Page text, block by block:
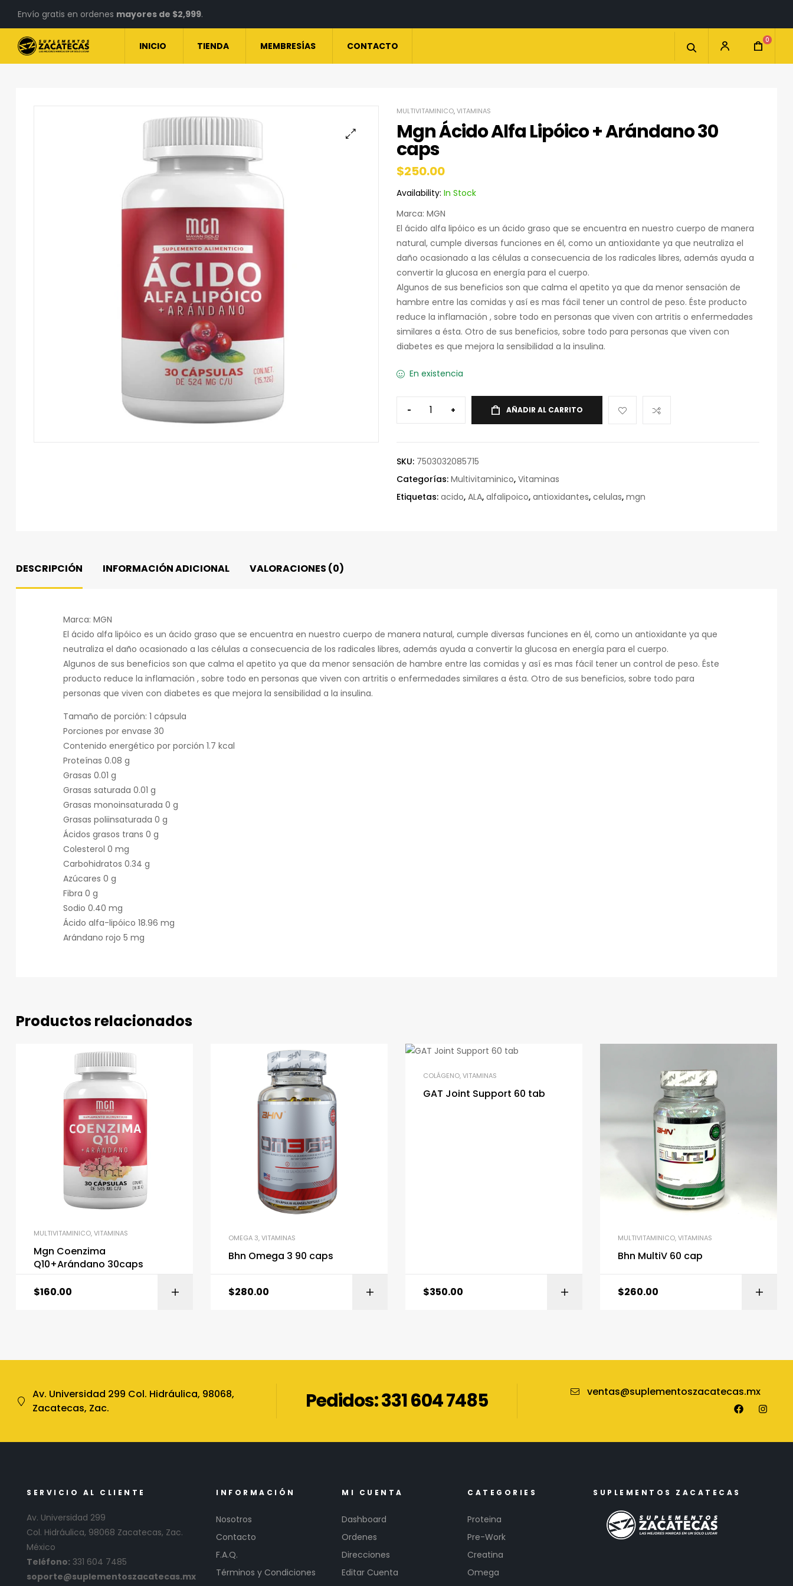
Envío gratis en ordenes mayores de $2,999.
INICIO TIENDA MEMBRESÍAS CONTACTO 0
MULTIVITAMINICO,VITAMINAS
Mgn Ácido Alfa Lipóico + Arándano 30
caps
$250.00
Availability: In Stock
Marca: MGN
El ácido alfa lipóico es un ácido graso que se encuentra en nuestro cuerpo de manera
natural, cumple diversas funciones en él, como un antioxidante ya que neutraliza el
daño ocasionado a las células a consecuencia de los radicales libres, además ayuda a
convertir la glucosa en energía para el cuerpo.
Algunos de sus beneficios son que calma el apetito ya que da menor sensación de
hambre entre las comidas y así es mas fácil tener un control de peso. Éste producto
reduce la inflamación , sobre todo en personas que viven con artritis o enfermedades
similares a ésta. Otro de sus beneficios, sobre todo para personas que viven con
diabetes es que mejora la sensibilidad a la insulina.
En existencia
- + AÑADIR AL CARRITO
SKU: 7503032085715
Categorías: Multivitaminico, Vitaminas
Etiquetas: acido, ALA, alfalipoico, antioxidantes, celulas, mgn
DESCRIPCIÓN INFORMACIÓN ADICIONAL VALORACIONES (0)
Marca: MGN
El ácido alfa lipóico es un ácido graso que se encuentra en nuestro cuerpo de manera natural, cumple diversas funciones en él, como un antioxidante ya que
neutraliza el daño ocasionado a las células a consecuencia de los radicales libres, además ayuda a convertir la glucosa en energía para el cuerpo.
Algunos de sus beneficios son que calma el apetito ya que da menor sensación de hambre entre las comidas y así es mas fácil tener un control de peso. Éste
producto reduce la inflamación , sobre todo en personas que viven con artritis o enfermedades similares a ésta. Otro de sus beneficios, sobre todo para
personas que viven con diabetes es que mejora la sensibilidad a la insulina.
Tamaño de porción: 1 cápsula
Porciones por envase 30
Contenido energético por porción 1.7 kcal
Proteínas 0.08 g
Grasas 0.01 g
Grasas saturada 0.01 g
Grasas monoinsaturada 0 g
Grasas poliinsaturada 0 g
Ácidos grasos trans 0 g
Colesterol 0 mg
Carbohidratos 0.34 g
Azúcares 0 g
Fibra 0 g
Sodio 0.40 mg
Ácido alfa-lipóico 18.96 mg
Arándano rojo 5 mg
Productos relacionados
MULTIVITAMINICO,VITAMINAS
Mgn Coenzima
Q10+Arándano 30caps
$160.00 AÑADIR AL CARRITO
OMEGA 3,VITAMINAS
Bhn Omega 3 90 caps
$280.00
COLÁGENO,VITAMINAS
GAT Joint Support 60 tab
$350.00 AÑADIR AL CARRITO
MULTIVITAMINICO,VITAMINAS
Bhn MultiV 60 cap
$260.00
Av. Universidad 299 Col. Hidráulica, 98068,
Zacatecas, Zac.
Pedidos: 331 604 7485 ventas@suplementoszacatecas.mx
SERVICIO AL CLIENTE
Av. Universidad 299
Col. Hidráulica, 98068 Zacatecas, Zac.
México
Teléfono: 331 604 7485
soporte@suplementoszacatecas.mx
INFORMACIÓN
Nosotros
Contacto
F.A.Q.
Términos y Condiciones
MI CUENTA
Dashboard
Ordenes
Direcciones
Editar Cuenta
CATEGORIES
Proteina
Pre-Work
Creatina
Omega
SUPLEMENTOS ZACATECAS